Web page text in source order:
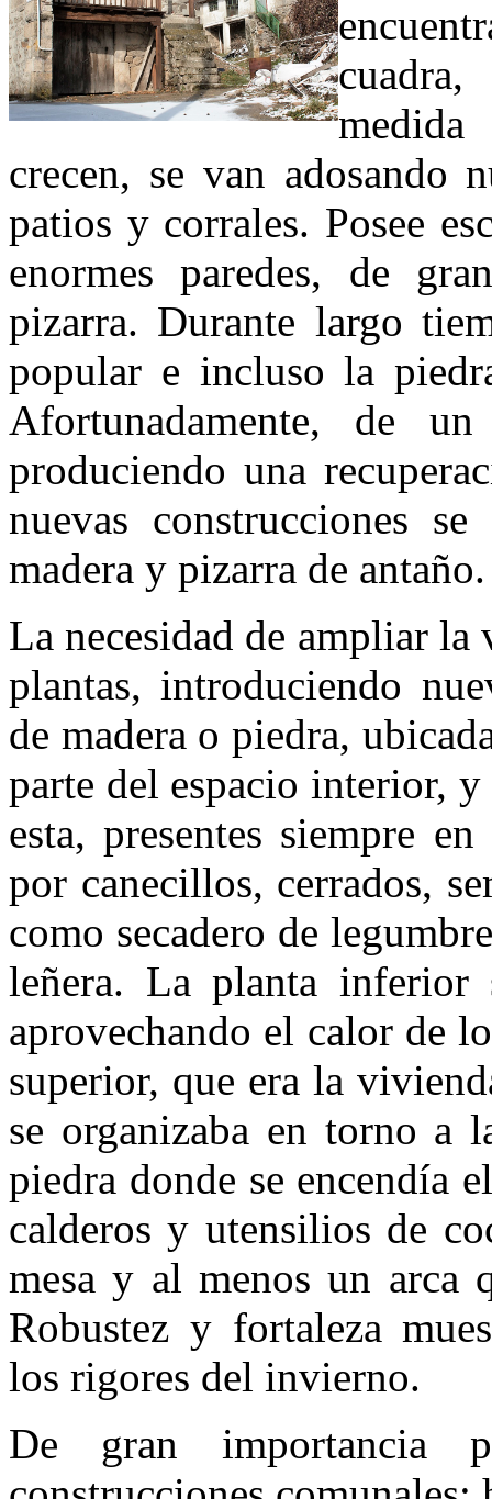
medida
crecen, se van adosando
patios y corrales. Posee
enormes paredes, de
pizarra. Durante largo
popular e incluso la
Afortunadamente, de
produciendo una
nuevas construcciones
madera y pizarra de antaño.
La necesidad de ampliar
plantas, introduciendo
de madera o piedra,
parte del espacio interior,
esta, presentes siempre
por canecillos, cerrados,
como secadero de
leñera. La planta inferior
aprovechando el calor de
superior, que era la
se organizaba en torno a
piedra donde se encendía
calderos y utensilios de
mesa y al menos un arca
Robustez y fortaleza
los rigores del invierno.
De gran